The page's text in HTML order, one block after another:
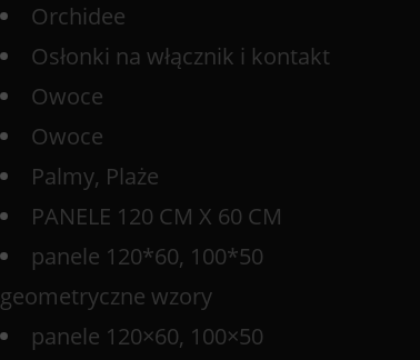
Orchidee
Osłonki na włącznik i kontakt
Owoce
Owoce
Palmy, Plaże
PANELE 120 CM X 60 CM
panele 120*60, 100*50
geometryczne wzory
panele 120×60, 100×50